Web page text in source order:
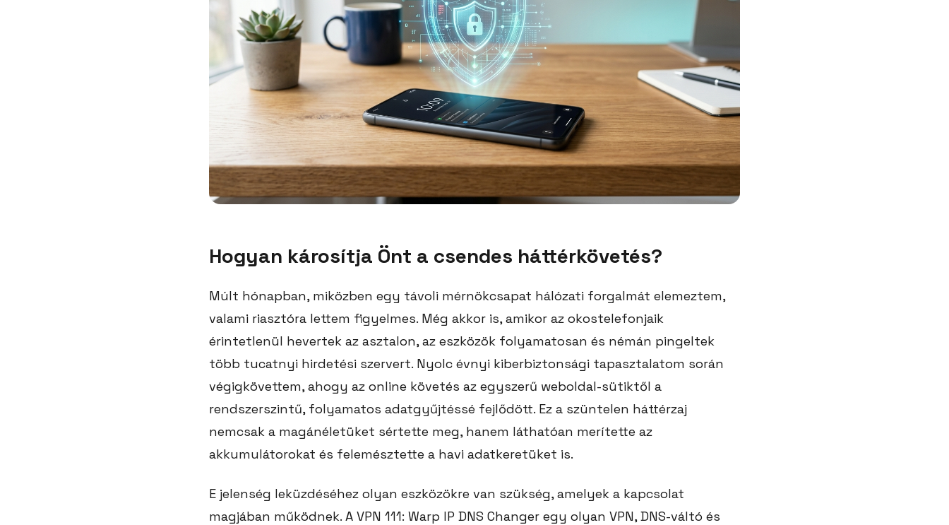
Hogyan károsítja Önt a csendes háttérkövetés?
Múlt hónapban, miközben egy távoli mérnökcsapat hálózati forgalmát elemeztem,
valami riasztóra lettem figyelmes. Még akkor is, amikor az okostelefonjaik
érintetlenül hevertek az asztalon, az eszközök folyamatosan és némán pingeltek
több tucatnyi hirdetési szervert. Nyolc évnyi kiberbiztonsági tapasztalatom során
végigkövettem, ahogy az online követés az egyszerű weboldal-sütiktől a
rendszerszintű, folyamatos adatgyűjtéssé fejlődött. Ez a szüntelen háttérzaj
nemcsak a magánéletüket sértette meg, hanem láthatóan merítette az
akkumulátorokat és felemésztette a havi adatkeretüket is.
E jelenség leküzdéséhez olyan eszközökre van szükség, amelyek a kapcsolat
magjában működnek. A VPN 111: Warp IP DNS Changer egy olyan VPN, DNS-váltó és